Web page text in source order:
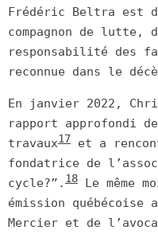
Frédéric Beltra est
compagnon de lutte,
responsabilité des
reconnue dans le
En janvier 2022,
rapport approfondi
travaux17 et a
fondatrice de
cycle?”. 18 Le même
émission québécoise
Mercier et de